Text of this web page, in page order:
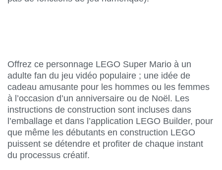
Offrez ce personnage LEGO Super Mario à un
adulte fan du jeu vidéo populaire ; une idée de
cadeau amusante pour les hommes ou les femmes
à l’occasion d’un anniversaire ou de Noël. Les
instructions de construction sont incluses dans
l’emballage et dans l’application LEGO Builder, pour
que même les débutants en construction LEGO
puissent se détendre et profiter de chaque instant
du processus créatif.